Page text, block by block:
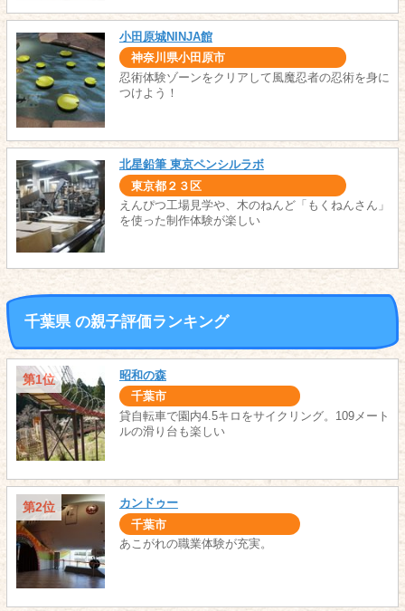
小田原城NINJA館
神奈川県小田原市
忍術体験ゾーンをクリアして風魔忍者の忍術を身に
つけよう！
北星鉛筆 東京ペンシルラボ
東京都２３区
えんぴつ工場見学や、木のねんど「もくねんさん」
を使った制作体験が楽しい
千葉県 の親子評価ランキング
第1位 昭和の森
千葉市
貸自転車で園内4.5キロをサイクリング。109メート
ルの滑り台も楽しい
第2位 カンドゥー
千葉市
あこがれの職業体験が充実。